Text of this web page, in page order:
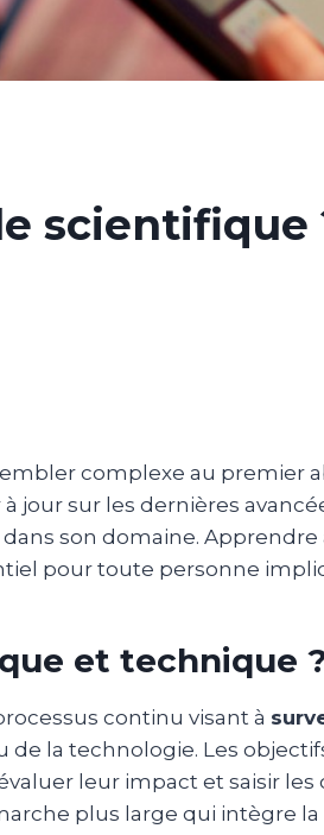
scientifique
complexe au premier
jour sur les dernières
son domaine.
pour toute personne
et technique
continu visant à
de la technologie. Les
leur impact et saisir
plus large qui intègre